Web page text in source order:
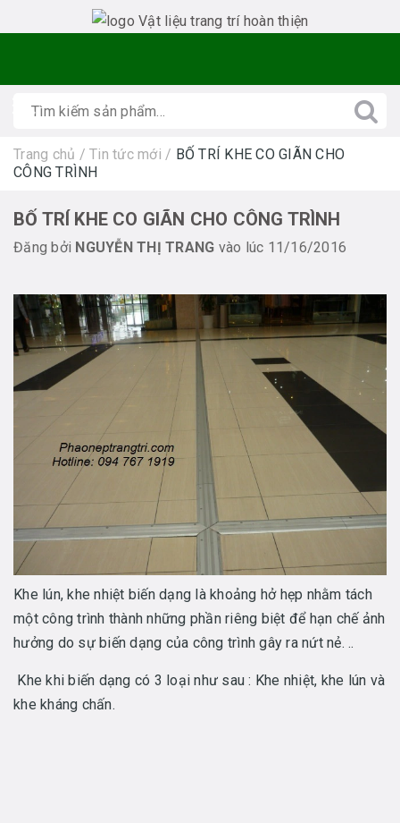
Trang chủ / Tin tức mới / BỐ TRÍ KHE CO GIÃN CHO
CÔNG TRÌNH
BỐ TRÍ KHE CO GIÃN CHO CÔNG TRÌNH
Đăng bởi NGUYỄN THỊ TRANG vào lúc 11/16/2016
Khe lún, khe nhiệt biến dạng là khoảng hở hẹp nhằm tách
một công trình thành những phần riêng biệt để hạn chế ảnh
hưởng do sự biến dạng của công trình gây ra nứt nẻ. ..
Khe khi biến dạng có 3 loại như sau : Khe nhiệt, khe lún và
khe kháng chấn.